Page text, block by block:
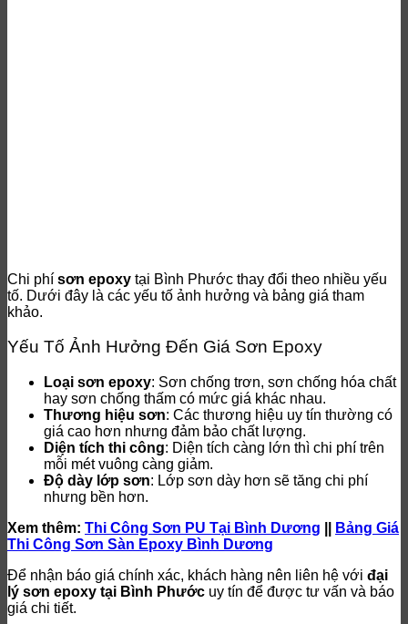
Chi phí sơn epoxy tại Bình Phước thay đổi theo nhiều yếu
tố. Dưới đây là các yếu tố ảnh hưởng và bảng giá tham
khảo.
Yếu Tố Ảnh Hưởng Đến Giá Sơn Epoxy
Loại sơn epoxy: Sơn chống trơn, sơn chống hóa chất
hay sơn chống thấm có mức giá khác nhau.
Thương hiệu sơn: Các thương hiệu uy tín thường có
giá cao hơn nhưng đảm bảo chất lượng.
Diện tích thi công: Diện tích càng lớn thì chi phí trên
mỗi mét vuông càng giảm.
Độ dày lớp sơn: Lớp sơn dày hơn sẽ tăng chi phí
nhưng bền hơn.
Xem thêm: Thi Công Sơn PU Tại Bình Dương
Bảng Giá
Thi Công Sơn Sàn Epoxy Bình Dương
Để nhận báo giá chính xác, khách hàng nên liên hệ với đại
lý sơn epoxy tại Bình Phước uy tín để được tư vấn và báo
giá chi tiết.